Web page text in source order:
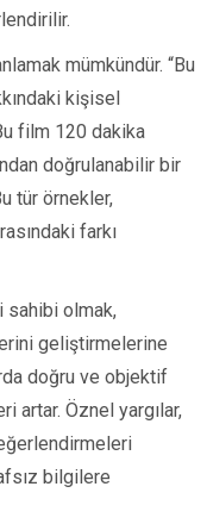
mümkündür. “Bu
kişisel
film 120 dakika
doğrulanabilir bir
tür örnekler,
farkı
sahibi olmak,
geliştirmelerine
doğru ve objektif
artar. Öznel yargılar,
bilgilere